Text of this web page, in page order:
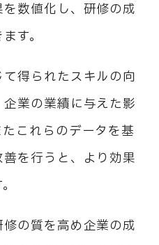
数値化し、研修の成
す。
得られたスキルの向
業の業績に与えた影
これらのデータを基
を行うと、より効果
の質を高め企業の成